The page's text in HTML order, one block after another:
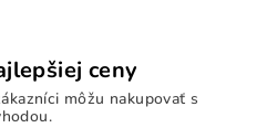
ceny
môžu nakupovať s